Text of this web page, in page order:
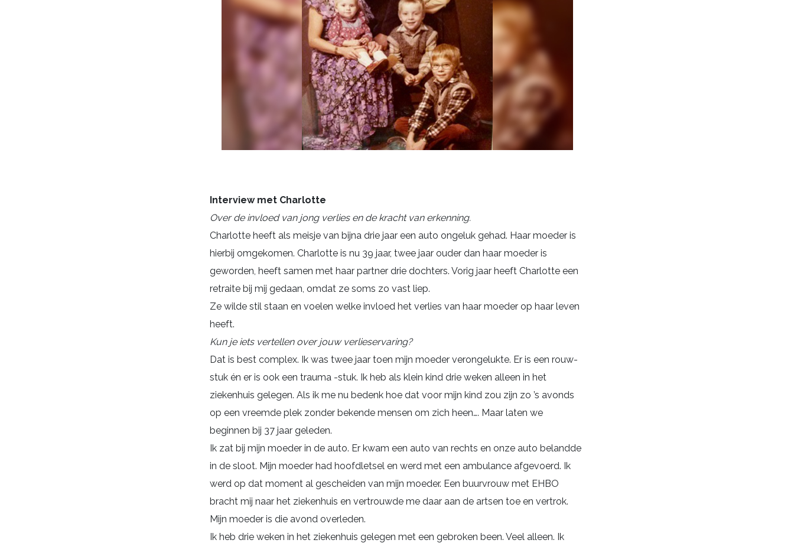
Interview met Charlotte
Over de invloed van jong verlies en de kracht van erkenning.
Charlotte heeft als meisje van bijna drie jaar een auto ongeluk gehad. Haar moeder is
hierbij omgekomen. Charlotte is nu 39 jaar, twee jaar ouder dan haar moeder is
geworden, heeft samen met haar partner drie dochters. Vorig jaar heeft Charlotte een
retraite bij mij gedaan, omdat ze soms zo vast liep.
Ze wilde stil staan en voelen welke invloed het verlies van haar moeder op haar leven
heeft.
Kun je iets vertellen over jouw verlieservaring?
Dat is best complex. Ik was twee jaar toen mijn moeder verongelukte. Er is een rouw-
stuk én er is ook een trauma -stuk. Ik heb als klein kind drie weken alleen in het
ziekenhuis gelegen. Als ik me nu bedenk hoe dat voor mijn kind zou zijn zo ’s avonds
op een vreemde plek zonder bekende mensen om zich heen…. Maar laten we
beginnen bij 37 jaar geleden.
Ik zat bij mijn moeder in de auto. Er kwam een auto van rechts en onze auto belandde
in de sloot. Mijn moeder had hoofdletsel en werd met een ambulance afgevoerd. Ik
werd op dat moment al gescheiden van mijn moeder. Een buurvrouw met EHBO
bracht mij naar het ziekenhuis en vertrouwde me daar aan de artsen toe en vertrok.
Mijn moeder is die avond overleden.
Ik heb drie weken in het ziekenhuis gelegen met een gebroken been. Veel alleen. Ik